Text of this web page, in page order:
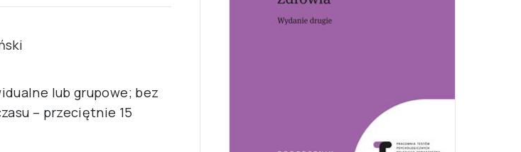
lub grupowe; bez
– przeciętnie 15